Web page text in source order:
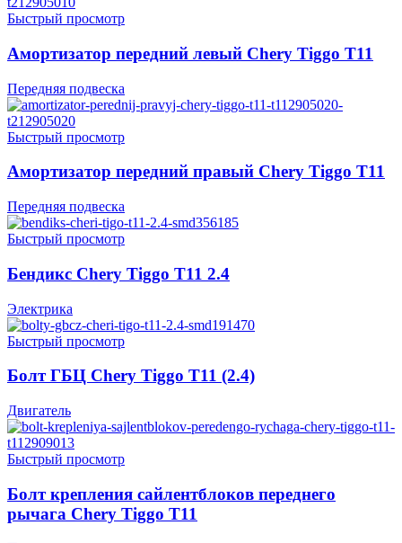
Быстрый просмотр
Амортизатор передний левый Chery Tiggo T11
Передняя подвеска
Быстрый просмотр
Амортизатор передний правый Chery Tiggo T11
Передняя подвеска
Быстрый просмотр
Бендикс Chery Tiggo T11 2.4
Электрика
Быстрый просмотр
Болт ГБЦ Chery Tiggo T11 (2.4)
Двигатель
Быстрый просмотр
Болт крепления сайлентблоков переднего
рычага Chery Tiggo T11